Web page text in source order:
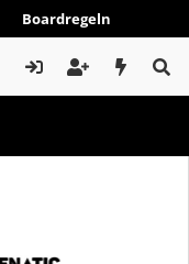
Boardregeln